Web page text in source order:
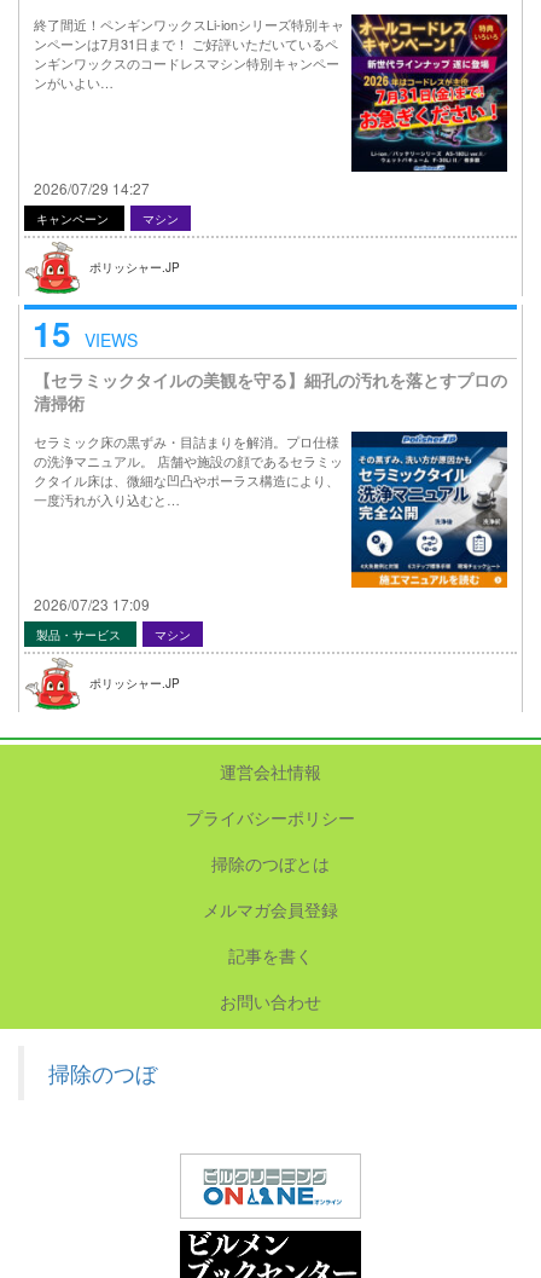
終了間近！ペンギンワックスLi-ionシリーズ特別キャ
ンペーンは7月31日まで！ ご好評いただいているペ
ンギンワックスのコードレスマシン特別キャンペー
ンがいよい…
2026/07/29 14:27
キャンペーン マシン
ポリッシャー.JP
15 VIEWS
【セラミックタイルの美観を守る】細孔の汚れを落とすプロの
清掃術
セラミック床の黒ずみ・目詰まりを解消。プロ仕様
の洗浄マニュアル。 店舗や施設の顔であるセラミッ
クタイル床は、微細な凹凸やポーラス構造により、
一度汚れが入り込むと…
2026/07/23 17:09
製品・サービス マシン
ポリッシャー.JP
運営会社情報
プライバシーポリシー
掃除のつぼとは
メルマガ会員登録
記事を書く
お問い合わせ
掃除のつぼ